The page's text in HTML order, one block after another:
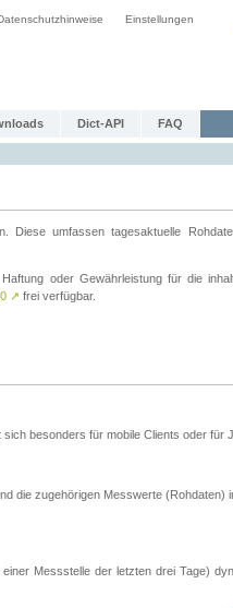
Einstellungen
Dict-API FAQ
Diese umfassen tagesaktuelle
oder Gewährleistung für die
↗ frei verfügbar.
besonders für mobile Clients oder für
die zugehörigen Messwerte (Rohdaten)
Messstelle der letzten drei Tage)